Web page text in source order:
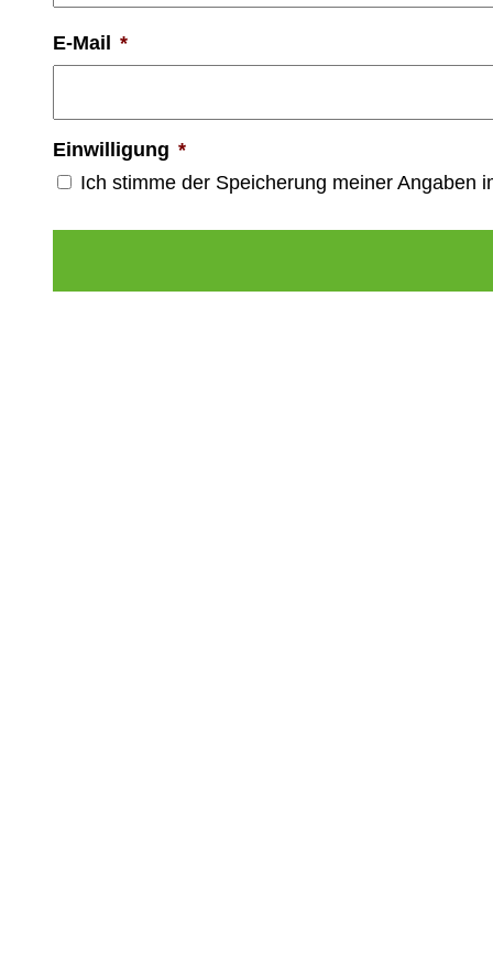
E-Mail *
Einwilligung *
Ich stimme der Speicherung meiner Angaben